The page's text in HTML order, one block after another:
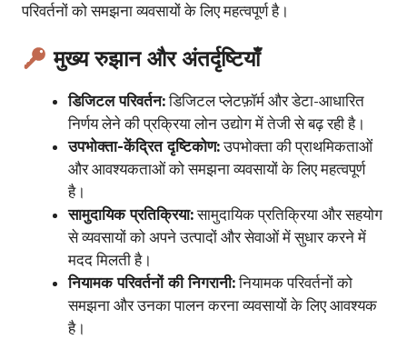
परिवर्तनों को समझना व्यवसायों के लिए महत्वपूर्ण है।
मुख्य रुझान और अंतर्दृष्टियाँ
डिजिटल परिवर्तन:डिजिटल प्लेटफ़ॉर्म और डेटा-आधारित
निर्णय लेने की प्रक्रिया लोन उद्योग में तेजी से बढ़ रही है।
उपभोक्ता-केंद्रित दृष्टिकोण:उपभोक्ता की प्राथमिकताओं
और आवश्यकताओं को समझना व्यवसायों के लिए महत्वपूर्ण
है।
सामुदायिक प्रतिक्रिया:सामुदायिक प्रतिक्रिया और सहयोग
से व्यवसायों को अपने उत्पादों और सेवाओं में सुधार करने में
मदद मिलती है।
नियामक परिवर्तनों की निगरानी:नियामक परिवर्तनों को
समझना और उनका पालन करना व्यवसायों के लिए आवश्यक
है।